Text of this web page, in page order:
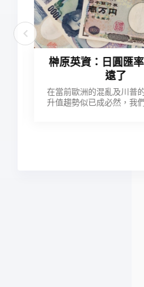
榊原英資：日圓匯
遠了
在當前歐洲的混亂及川普
升值趨勢似已成必然，我